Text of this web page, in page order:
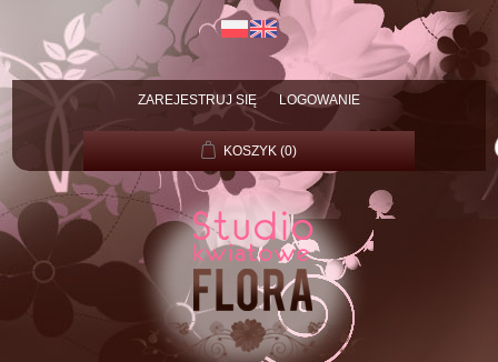
ZAREJESTRUJ SIĘ LOGOWANIE
KOSZYK (0)